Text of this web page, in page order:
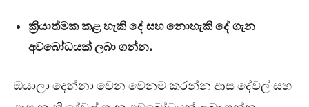
ක්‍රියාත්මක කළ හැකි දේ සහ නොහැකි දේ ගැන
අවබෝධයක් ලබා ගන්න.
ඔයාලා දෙන්නා වෙන වෙනම කරන්න ආස දේවල් සහ